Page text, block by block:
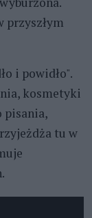
przyszłym
i powidło".
kosmetyki
pisania,
tu w